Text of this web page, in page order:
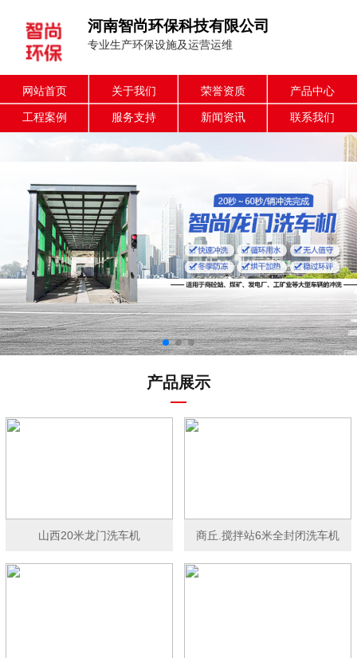
河南智尚环保科技有限公司
专业生产环保设施及运营运维
网站首页 关于我们 荣誉资质 产品中心
工程案例 服务支持 新闻资讯 联系我们
产品展示
山西20米龙门洗车机 商丘.搅拌站6米全封闭洗车机